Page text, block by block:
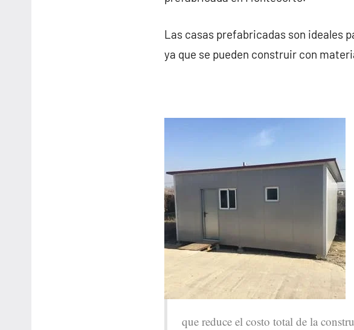
Las casas prefabricadas son ideales
ya que se pueden construir con
que reduce el costo total de la